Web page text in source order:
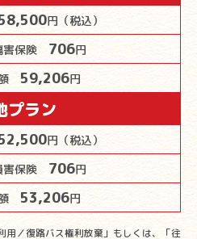
円（税込）
害保険 706円
59,206円
プラン
円（税込）
害保険 706円
53,206円
／復路バス権利放棄」もしくは、「往